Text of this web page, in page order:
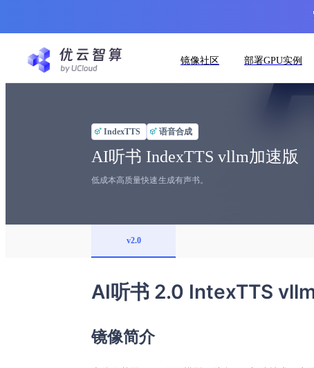
镜像社区 部署GPU实例
IndexTTS 语音合成
AI听书 IndexTTS vllm加速版
低成本高质量快速生成有声书。
v2.0
AI听书 2.0 IntexTTS
镜像简介